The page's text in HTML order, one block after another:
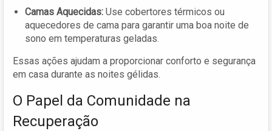
Camas Aquecidas: Use cobertores térmicos ou
aquecedores de cama para garantir uma boa noite de
sono em temperaturas geladas.
Essas ações ajudam a proporcionar conforto e segurança
em casa durante as noites gélidas.
O Papel da Comunidade na
Recuperação